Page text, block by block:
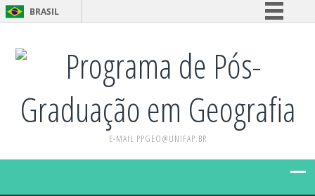
BRASIL
Comunica BR
Participe
Acesso à informação
Legislação
Programa de Pós-
Graduação em Geografia
E-MAIL PPGEO@UNIFAP.BR